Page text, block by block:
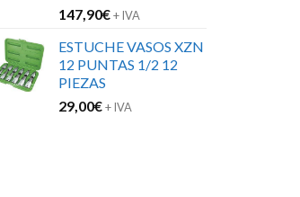
147,90€+ IVA
ESTUCHE VASOS XZN
12 PUNTAS 1/2 12
PIEZAS
29,00€+ IVA